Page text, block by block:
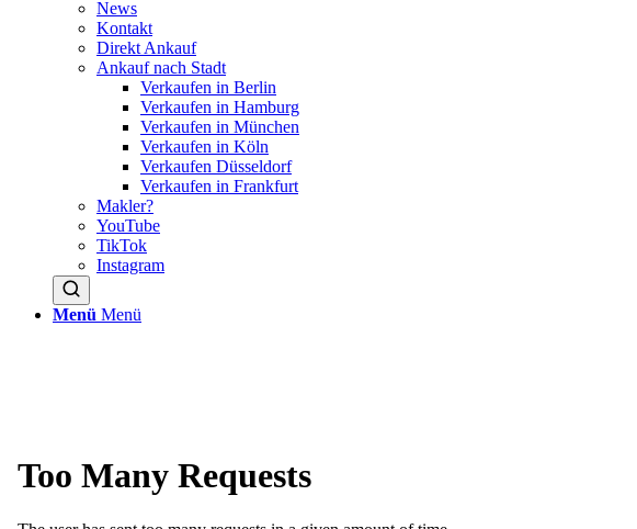
News
Kontakt
Direkt Ankauf
Ankauf nach Stadt
Verkaufen in Berlin
Verkaufen in Hamburg
Verkaufen in München
Verkaufen in Köln
Verkaufen Düsseldorf
Verkaufen in Frankfurt
Makler?
YouTube
TikTok
Instagram
Menü Menü